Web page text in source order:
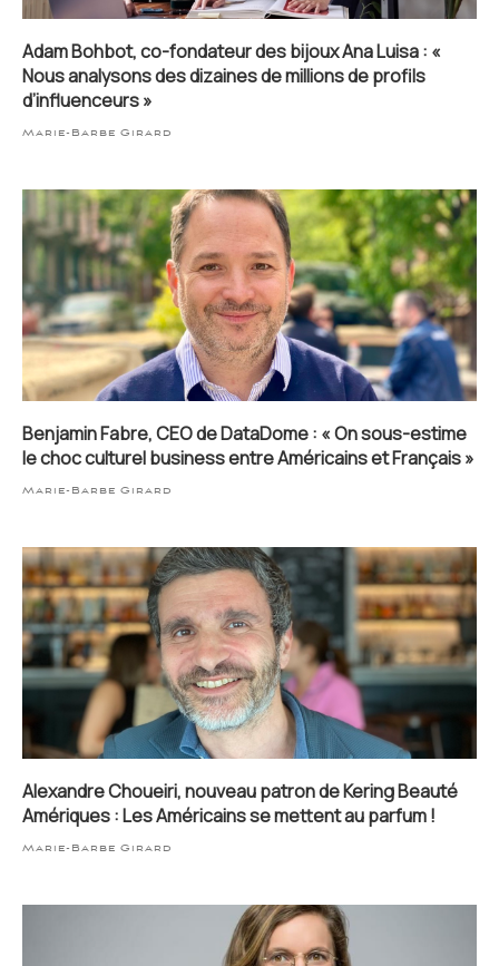
Adam Bohbot, co-fondateur des bijoux Ana Luisa : «
Nous analysons des dizaines de millions de profils
d’influenceurs »
Marie-Barbe Girard
Benjamin Fabre, CEO de DataDome : « On sous-estime
le choc culturel business entre Américains et Français »
Marie-Barbe Girard
Alexandre Choueiri, nouveau patron de Kering Beauté
Amériques : Les Américains se mettent au parfum !
Marie-Barbe Girard